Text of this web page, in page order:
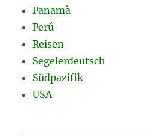
Panamà
Perú
Reisen
Segelerdeutsch
Südpazifik
USA